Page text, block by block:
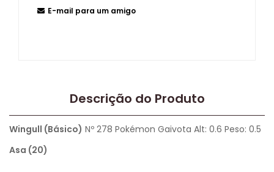
E-mail para um amigo
Descrição do Produto
Wingull (Básico) Nº 278 Pokémon Gaivota Alt: 0.6 Peso: 0.5
Asa (20)